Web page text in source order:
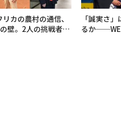
リカの農村の通信、
壁。2人の挑戦者が
「誠実さ
るか